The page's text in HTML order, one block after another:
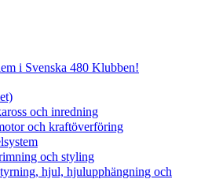
i Svenska 480 Klubben!
och inredning
och kraftöverföring
och styling
hjul, hjulupphängning och